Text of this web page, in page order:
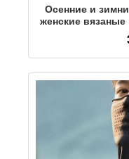
Осенние и
женские
шапки,